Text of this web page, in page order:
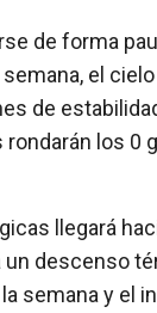
de forma
el
de
los 0
llegará
descenso
semana y el